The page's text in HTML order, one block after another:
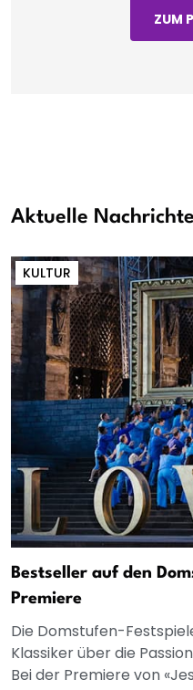
ZUM
Aktuelle
KULTUR
Bestseller auf den
Premiere
Die Domstufen-
Klassiker über die
Bei der Premiere von